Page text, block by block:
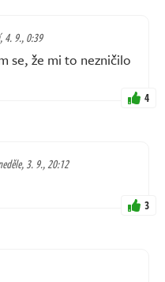
4. 9., 0:39
se, že mi to nezničilo
4
3. 9., 20:12
3